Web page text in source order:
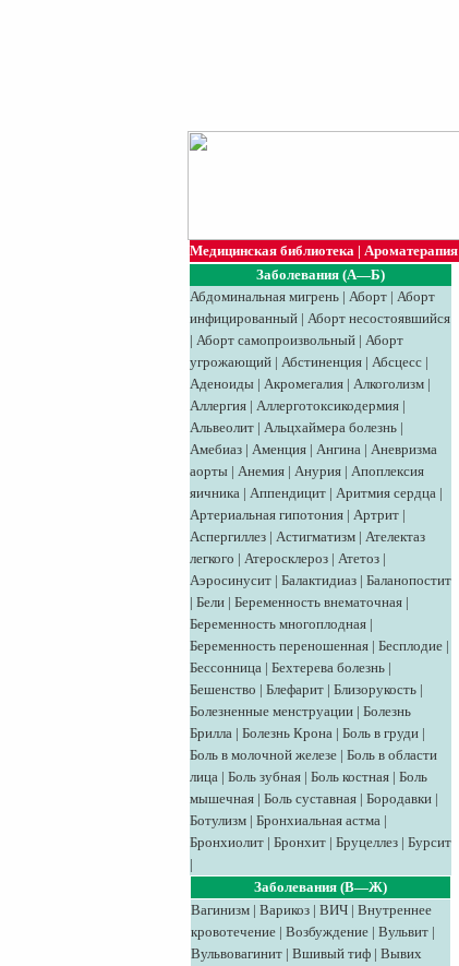
Медицинская библиотека | Ароматерапия
Заболевания (А—Б)
Абдоминальная мигрень | Аборт | Аборт
инфицированный | Аборт несостоявшийся
| Аборт самопроизвольный | Аборт
угрожающий | Абстиненция | Абсцесс |
Аденоиды | Акромегалия | Алкоголизм |
Аллергия | Аллерготоксикодермия |
Альвеолит | Альцхаймера болезнь |
Амебиаз | Аменция | Ангина | Аневризма
аорты | Анемия | Анурия | Апоплексия
яичника | Аппендицит | Аритмия сердца |
Артериальная гипотония | Артрит |
Аспергиллез | Астигматизм | Ателектаз
легкого | Атеросклероз | Атетоз |
Аэросинусит | Балактидиаз | Баланопостит
| Бели | Беременность внематочная |
Беременность многоплодная |
Беременность переношенная | Бесплодие |
Бессонница | Бехтерева болезнь |
Бешенство | Блефарит | Близорукость |
Болезненные менструации | Болезнь
Брилла | Болезнь Крона | Боль в груди |
Боль в молочной железе | Боль в области
лица | Боль зубная | Боль костная | Боль
мышечная | Боль суставная | Бородавки |
Ботулизм | Бронхиальная астма |
Бронхиолит | Бронхит | Бруцеллез | Бурсит
|
Заболевания (В—Ж)
Вагинизм | Варикоз | ВИЧ | Внутреннее
кровотечение | Возбуждение | Вульвит |
Вульвовагинит | Вшивый тиф | Вывих